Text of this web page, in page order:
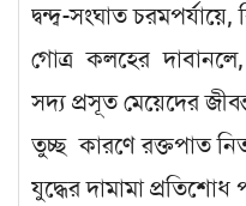
দ্বন্দ্ব-সংঘাত চরমপর্যায়ে,
গোত্র কলহের
সদ্য প্রসূত মেয়েদের
তুচ্ছ কারণে রক্তপাত
যুদ্ধের দামামা